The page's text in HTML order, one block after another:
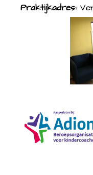
Praktijkadres: